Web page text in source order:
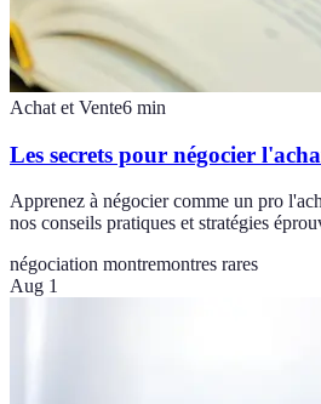
Achat et Vente6 min
Les secrets pour négocier
Apprenez à négocier comme un pro
nos conseils pratiques et stratégies
négociation montremontres rares
Aug 1